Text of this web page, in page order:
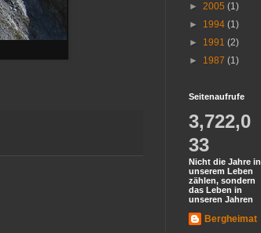
► 2005 (1)
► 1994 (1)
► 1991 (2)
► 1987 (1)
Seitenaufrufe
3,722,0
33
Nicht die Jahre in
unserem Leben
zählen, sondern
das Leben in
unseren Jahren
Bergheimat